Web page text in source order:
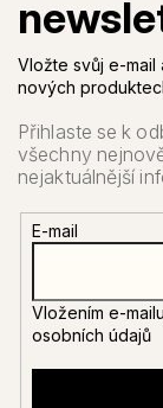
Vložte svůj e-mail
nových
E-mail
Vložením e-
osobních údajů